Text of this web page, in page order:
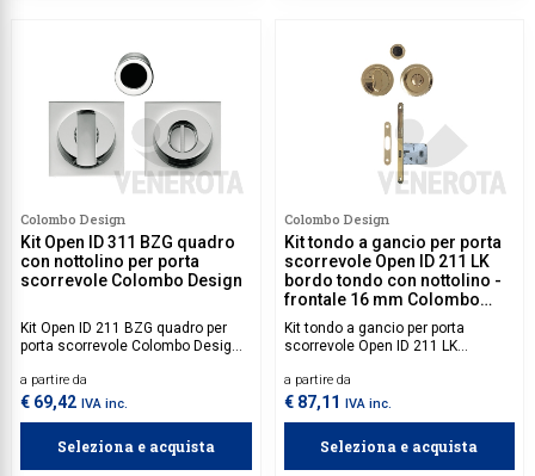
Colombo Design
Kit Open ID 311 BZG quadro
con nottolino per porta
scorrevole Colombo Design
Kit Open ID 211 BZG quadro per
porta scorrevole Colombo Design,
scanalato/nottolino senza
serratura.
a partire da
€ 69,42 IVA inc.
Seleziona e acquista
Colombo Design
Kit tondo a gancio per porta
scorrevole Open ID 211 LK
bordo tondo con nottolino -
frontale 16 mm Colombo
Design
Kit tondo a gancio per porta
scorrevole Open ID 211 LK
nottolino, ideale per porte con
spessore da 40 a 52 mm.
a partire da
€ 87,11 IVA inc.
Seleziona e acquista